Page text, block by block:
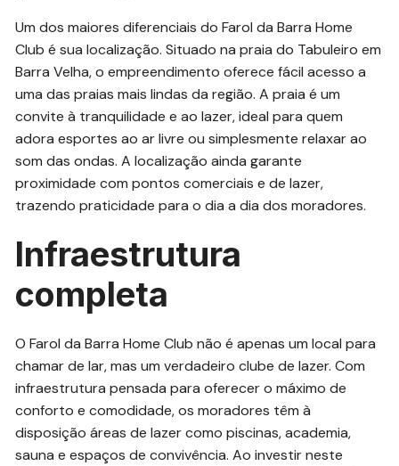
Um dos maiores diferenciais do Farol da Barra Home
Club é sua localização. Situado na praia do Tabuleiro em
Barra Velha, o empreendimento oferece fácil acesso a
uma das praias mais lindas da região. A praia é um
convite à tranquilidade e ao lazer, ideal para quem
adora esportes ao ar livre ou simplesmente relaxar ao
som das ondas. A localização ainda garante
proximidade com pontos comerciais e de lazer,
trazendo praticidade para o dia a dia dos moradores.
Infraestrutura
completa
O Farol da Barra Home Club não é apenas um local para
chamar de lar, mas um verdadeiro clube de lazer. Com
infraestrutura pensada para oferecer o máximo de
conforto e comodidade, os moradores têm à
disposição áreas de lazer como piscinas, academia,
sauna e espaços de convivência. Ao investir neste